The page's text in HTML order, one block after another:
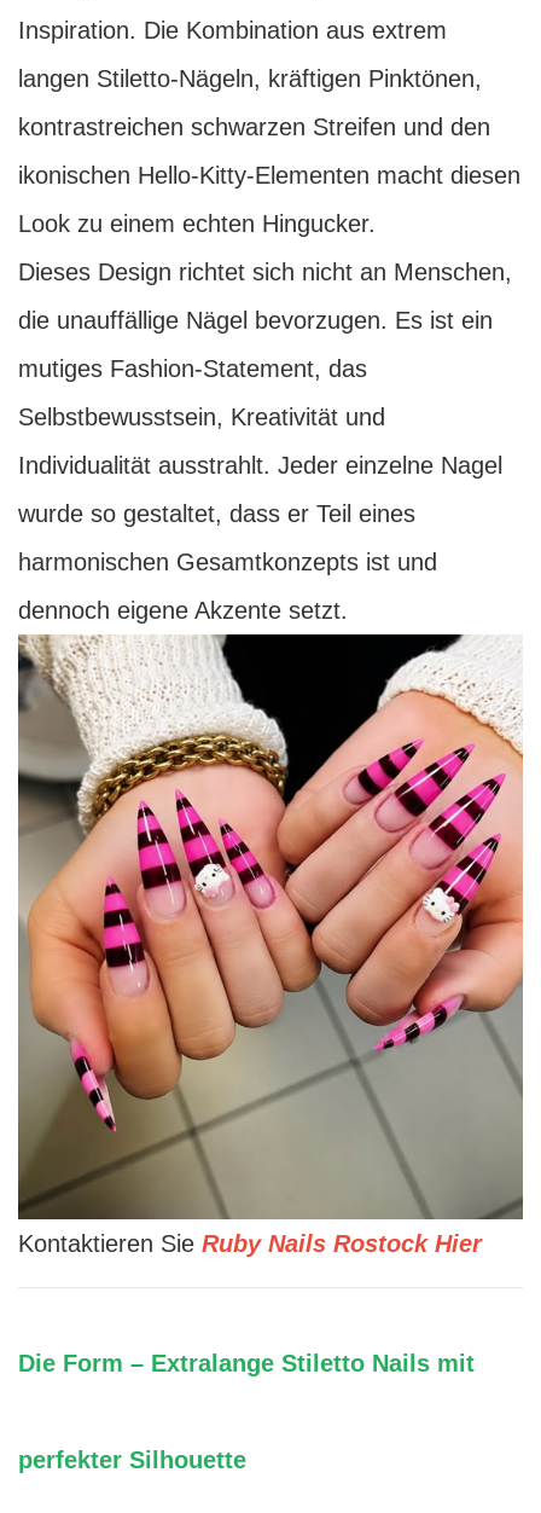
Inspiration. Die Kombination aus extrem
langen Stiletto-Nägeln, kräftigen Pinktönen,
kontrastreichen schwarzen Streifen und den
ikonischen Hello-Kitty-Elementen macht diesen
Look zu einem echten Hingucker.
Dieses Design richtet sich nicht an Menschen,
die unauffällige Nägel bevorzugen. Es ist ein
mutiges Fashion-Statement, das
Selbstbewusstsein, Kreativität und
Individualität ausstrahlt. Jeder einzelne Nagel
wurde so gestaltet, dass er Teil eines
harmonischen Gesamtkonzepts ist und
dennoch eigene Akzente setzt.
Kontaktieren Sie Ruby Nails Rostock Hier
Die Form – Extralange Stiletto Nails mit
perfekter Silhouette